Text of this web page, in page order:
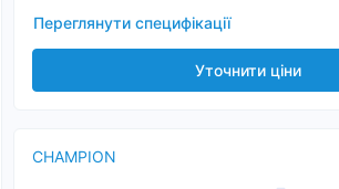
Переглянути специфікації
Уточнити ціни
CHAMPION